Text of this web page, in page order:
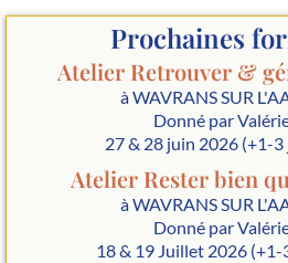
Prochaines
Atelier Retrouver &
à WAVRANS SUR
Donné par
27 & 28 juin 2026 (+1-3
Atelier Rester bien
à WAVRANS SUR
Donné par
18 & 19 Juillet 2026 (+1-